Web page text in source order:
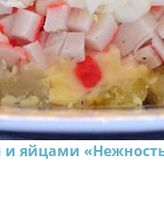
и яйцами